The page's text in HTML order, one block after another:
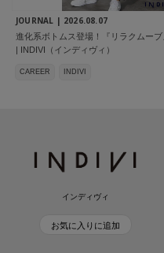
JOURNAL | 2026.08.07
進化系ボトムス登場！『リラクムーブ
| INDIVI（インディヴィ）
CAREER INDIVI
インディヴィ
お気に入りに追加